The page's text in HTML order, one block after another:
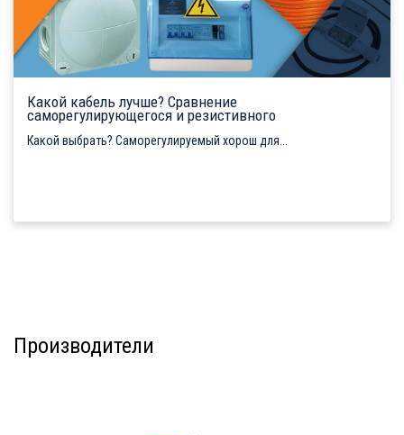
Какой кабель лучше? Сравнение
саморегулирующегося и резистивного
Какой выбрать? Саморегулируемый хорош для...
Производители